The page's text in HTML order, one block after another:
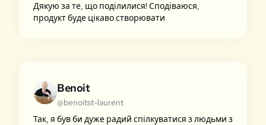
Дякую за те, що поділилися! Сподіваюся,
продукт буде цікаво створювати
Benoit
@benoitst-laurent
Так, я був би дуже радий спілкуватися з людьми з